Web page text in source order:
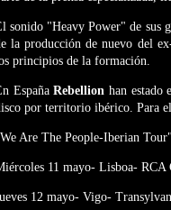
sonido "Heavy Power" de sus
la producción de nuevo del
principios de la formación.
EspañaRebellion han estado
por territorio ibérico. Para
Are The People-Iberian
11 mayo- Lisboa- RCA
12 mayo- Vigo-